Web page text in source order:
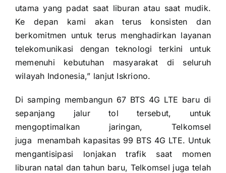
utama yang padat saat liburan atau saat mudik.
Ke depan kami akan terus konsisten dan
berkomitmen untuk terus menghadirkan layanan
telekomunikasi dengan teknologi terkini untuk
memenuhi kebutuhan masyarakat di seluruh
wilayah Indonesia,” lanjut Iskriono.
Di samping membangun 67 BTS 4G LTE baru di
sepanjang jalur tol tersebut, untuk
mengoptimalkan jaringan, Telkomsel
juga menambah kapasitas 99 BTS 4G LTE. Untuk
mengantisipasi lonjakan trafik saat momen
liburan natal dan tahun baru, Telkomsel juga telah